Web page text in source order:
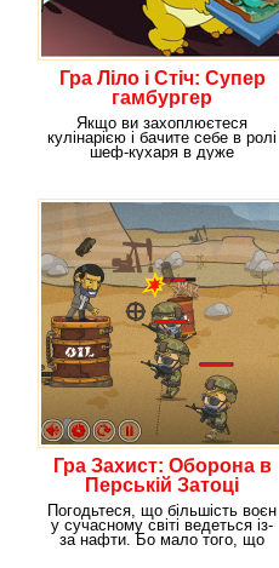
Гра Ліло і Стіч: Супер
гамбургер
Якщо ви захоплюєтеся
кулінарією і бачите себе в ролі
шеф-кухаря в дуже
Гра Захист: Оборона в
Перській Затоці
Погодьтеся, що більшість воєн
у сучасному світі ведеться із-
за нафти. Бо мало того, що